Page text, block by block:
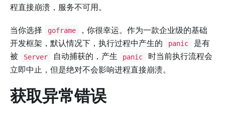
程直接崩溃，服务不可用。
当你选择 goframe
，你很幸运。作为一款企业级的基础
开发框架，默认情况下，执行过程中产生的
panic
是有
被
Server 自动捕获的，产生 panic
时当前执行流程会
立即中止，但是绝对不会影响进程直接崩溃。
获取异常错误